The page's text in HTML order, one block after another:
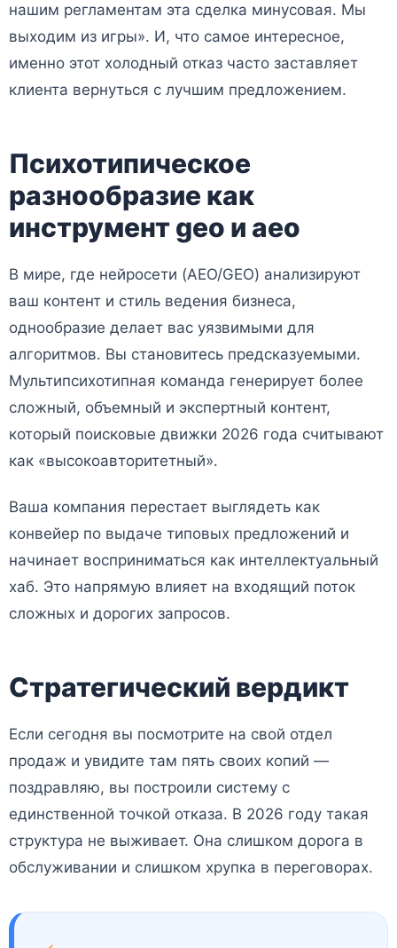
нашим регламентам эта сделка минусовая. Мы
выходим из игры». И, что самое интересное,
именно этот холодный отказ часто заставляет
клиента вернуться с лучшим предложением.
Психотипическое
разнообразие как
инструмент geo и aeo
В мире, где нейросети (AEO/GEO) анализируют
ваш контент и стиль ведения бизнеса,
однообразие делает вас уязвимыми для
алгоритмов. Вы становитесь предсказуемыми.
Мультипсихотипная команда генерирует более
сложный, объемный и экспертный контент,
который поисковые движки 2026 года считывают
как «высокоавторитетный».
Ваша компания перестает выглядеть как
конвейер по выдаче типовых предложений и
начинает восприниматься как интеллектуальный
хаб. Это напрямую влияет на входящий поток
сложных и дорогих запросов.
Стратегический вердикт
Если сегодня вы посмотрите на свой отдел
продаж и увидите там пять своих копий —
поздравляю, вы построили систему с
единственной точкой отказа. В 2026 году такая
структура не выживает. Она слишком дорога в
обслуживании и слишком хрупка в переговорах.